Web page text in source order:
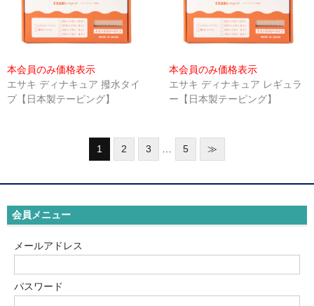
Erler Zimmer (エルラージマー)
BMZ (ビーエムゼット)
Body Support Systems (ボディーサポートシステム)
本会員のみ価格表示
エサキ ディナキュア 撥水タイ
プ【日本製テーピング】
本会員のみ価格表示
エサキ ディナキュア レギュラ
ー【日本製テーピング】
1 2 3 5 ≫
会員メニュー
メールアドレス
パスワード